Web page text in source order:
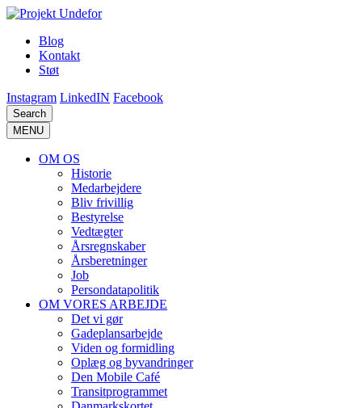
Blog
Kontakt
Støt
Instagram LinkedIN Facebook
Search
MENU
OM OS
Historie
Medarbejdere
Bliv frivillig
Bestyrelse
Vedtægter
Årsregnskaber
Årsberetninger
Job
Persondatapolitik
OM VORES ARBEJDE
Det vi gør
Gadeplansarbejde
Viden og formidling
Oplæg og byvandringer
Den Mobile Café
Transitprogrammet